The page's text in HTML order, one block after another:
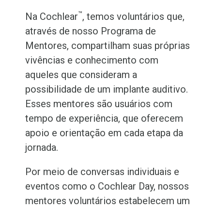
Na Cochlear™, temos voluntários que,
através de nosso Programa de
Mentores, compartilham suas próprias
vivências e conhecimento com
aqueles que consideram a
possibilidade de um implante auditivo.
Esses mentores são usuários com
tempo de experiência, que oferecem
apoio e orientação em cada etapa da
jornada.
Por meio de conversas individuais e
eventos como o Cochlear Day, nossos
mentores voluntários estabelecem um